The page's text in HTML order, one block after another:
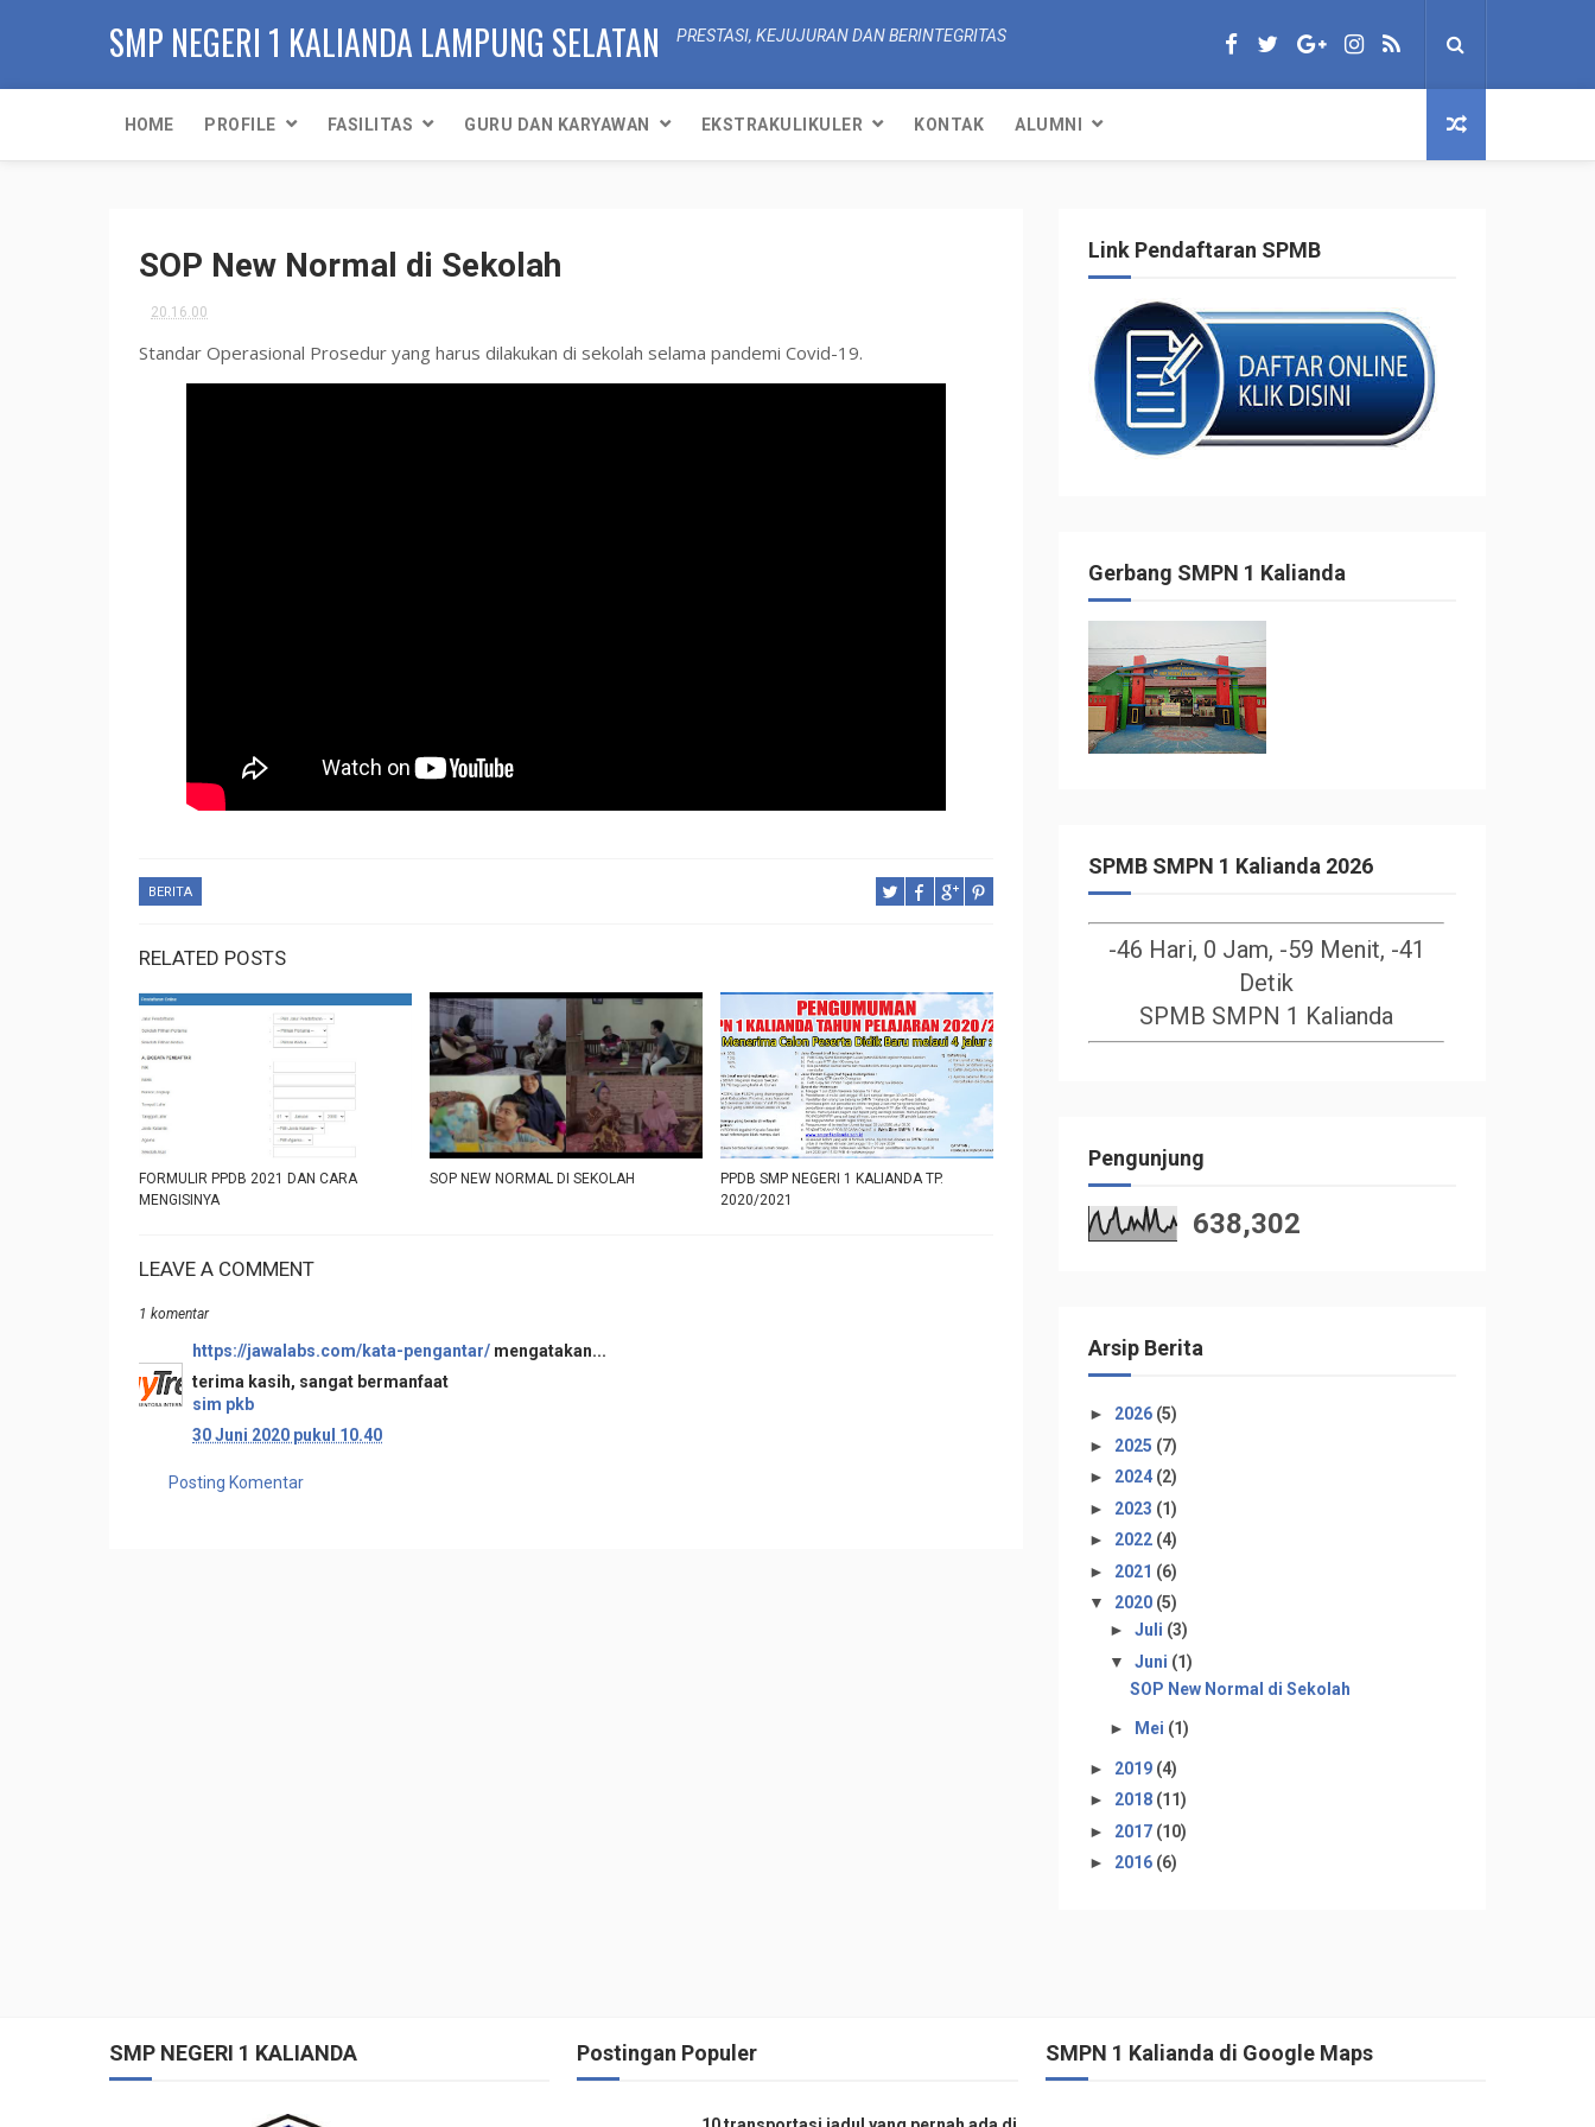
SMP NEGERI 1 KALIANDA LAMPUNG SELATAN PRESTASI, KEJUJURAN DAN BERINTEGRITAS
HOME PROFILE FASILITAS GURU DAN KARYAWAN EKSTRAKULIKULER KONTAK ALUMNI
SOP New Normal di Sekolah
20.16.00
Standar Operasional Prosedur yang harus dilakukan di sekolah selama pandemi Covid-19.
BERITA
RELATED POSTS
FORMULIR PPDB 2021 DAN CARA
MENGISINYA
SOP NEW NORMAL DI SEKOLAH
PPDB SMP NEGERI 1 KALIANDA TP.
2020/2021
LEAVE A COMMENT
1 komentar
https://jawalabs.com/kata-pengantar/ mengatakan...
terima kasih, sangat bermanfaat
sim pkb
30 Juni 2020 pukul 10.40
Posting Komentar
Link Pendaftaran SPMB
Gerbang SMPN 1 Kalianda
SPMB SMPN 1 Kalianda 2026
-46 Hari, 0 Jam, -59 Menit, -41
Detik
SPMB SMPN 1 Kalianda
Pengunjung
638,302
Arsip Berita
► 2026 (5)
► 2025 (7)
► 2024 (2)
► 2023 (1)
► 2022 (4)
► 2021 (6)
▼ 2020 (5)
► Juli (3)
▼ Juni (1)
SOP New Normal di Sekolah
► Mei (1)
► 2019 (4)
► 2018 (11)
► 2017 (10)
► 2016 (6)
SMP NEGERI 1 KALIANDA Postingan Populer SMPN 1 Kalianda di Google Maps